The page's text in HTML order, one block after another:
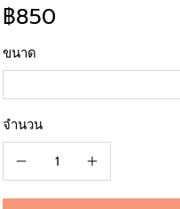
฿850
ขนาด
จำนวน